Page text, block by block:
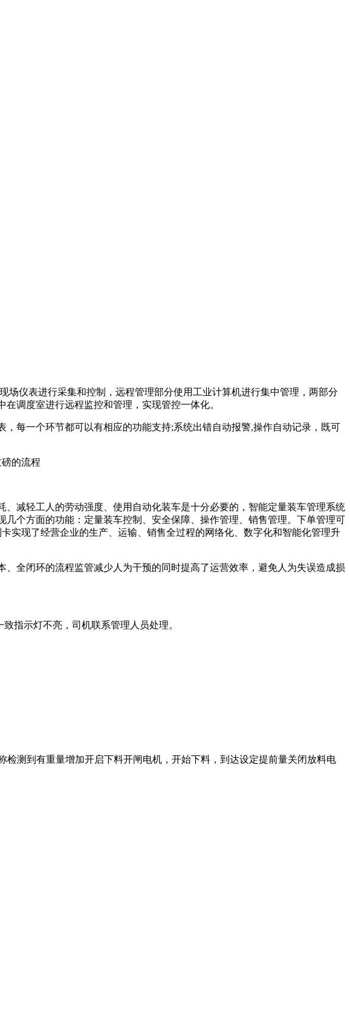
仪表进行采集和控制，远程管理部分使用工业计算机进行集中管理，两部分
调度室进行远程监控和管理，实现管控一体化。
每一个环节都可以有相应的功能支持;系统出错自动报警,操作自动记录，既可
减轻工人的劳动强度、使用自动化装车是十分必要的，智能定量装车管理系统
个方面的功能：定量装车控制、安全保障、操作管理、销售管理。下单管理可
实现了经营企业的生产、运输、销售全过程的网络化、数字化和智能化管理升
全闭环的流程监管减少人为干预的同时提高了运营效率，避免人为失误造成损
指示灯不亮，司机联系管理人员处理。
测到有重量增加开启下料开闸电机，开始下料，到达设定提前量关闭放料电